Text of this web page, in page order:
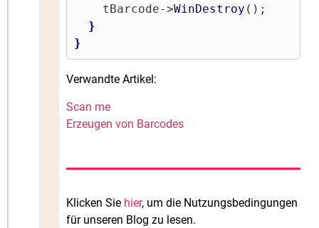
    tBarcode->
WinDestroy ();
}
}
Verwandte Artikel:
Scan me
Erzeugen von Barcodes
Klicken Sie hier, um die Nutzungsbedingungen
für unseren Blog zu lesen.